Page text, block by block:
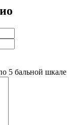
5 бальной шкале